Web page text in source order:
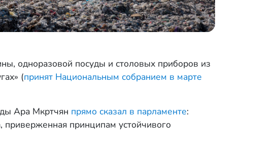
одноразовой посуды и столовых приборов из
(принят Национальным собранием в марте
Ара Мкртчян прямо сказал в парламенте:
приверженная принципам устойчивого